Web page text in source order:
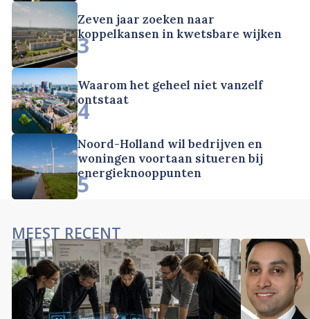
Zeven jaar zoeken naar
koppelkansen in kwetsbare wijken
3
Waarom het geheel niet vanzelf
ontstaat
4
Noord-Holland wil bedrijven en
woningen voortaan situeren bij
energieknooppunten
5
MEEST RECENT